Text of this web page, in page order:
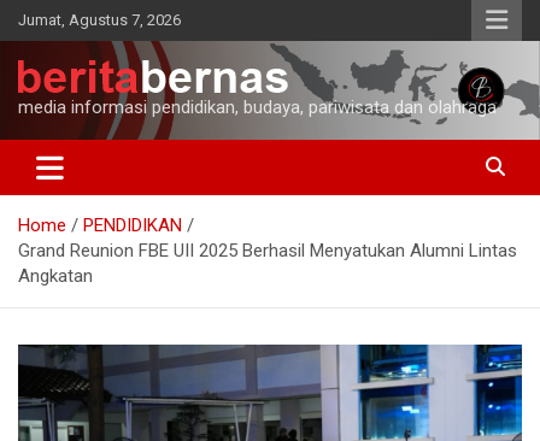
Skip
to
content
Jumat, Agustus 7, 2026
media informasi pendidikan, budaya, pariwisata dan olahraga
Home
PENDIDIKAN
Grand Reunion FBE UII 2025 Berhasil Menyatukan Alumni Lintas
Angkatan